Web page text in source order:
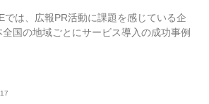
では、広報PR活動に課題を感じている企
国の地域ごとにサービス導入の成功事例